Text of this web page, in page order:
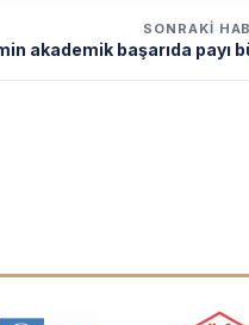
SONRAKI
akademik başarıda payı